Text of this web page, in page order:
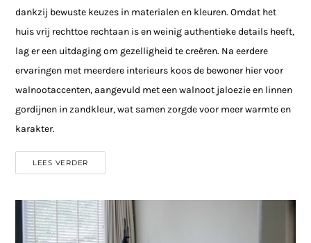
dankzij bewuste keuzes in materialen en kleuren. Omdat het
huis vrij rechttoe rechtaan is en weinig authentieke details heeft,
lag er een uitdaging om gezelligheid te creëren. Na eerdere
ervaringen met meerdere interieurs koos de bewoner hier voor
walnootaccenten, aangevuld met een walnoot jaloezie en linnen
gordijnen in zandkleur, wat samen zorgde voor meer warmte en
karakter.
LEES VERDER